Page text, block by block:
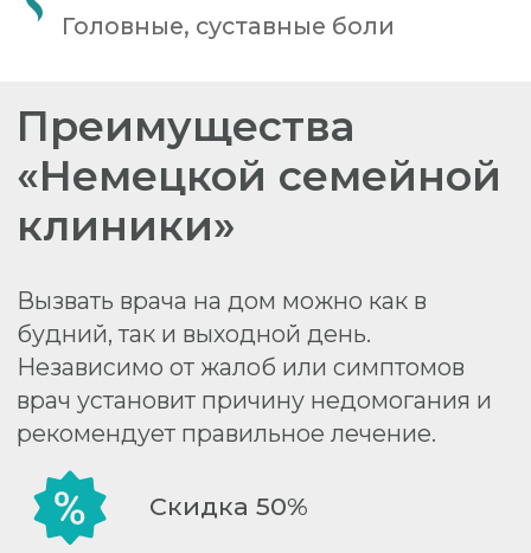
Больничный лист
Экспресс-тест на COVID
можно использовать для выявления
текущей инфекции COVID-19. Результат
будет известен через 20 минут.
Врач оформит больничный лист в день
обращения.
Вариативность лечения
Врач оперативно примет решение о
необходимости госпитализации или
возможности лечения на дому.